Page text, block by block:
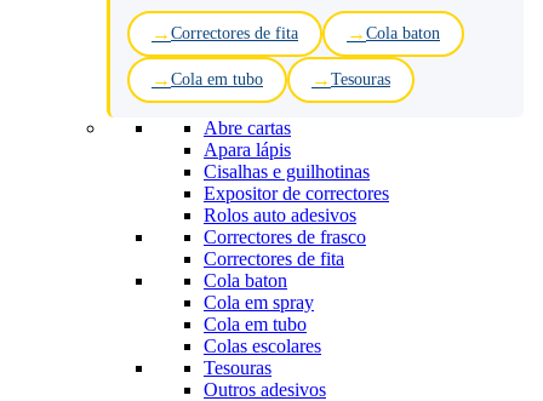
Correctores de fita Cola baton
Cola em tubo Tesouras
Abre cartas
Apara lápis
Cisalhas e guilhotinas
Expositor de correctores
Rolos auto adesivos
Correctores de frasco
Correctores de fita
Cola baton
Cola em spray
Cola em tubo
Colas escolares
Tesouras
Outros adesivos